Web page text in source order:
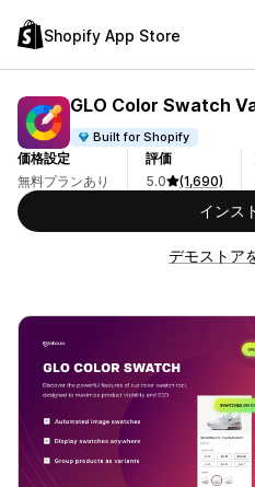
Shopify App Store
GLO Color Swatch
Built for Shopify
価格設定
無料プランあり
評価
5.0
(1,690)
インス
デモストア